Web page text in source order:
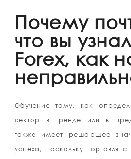
Почему
что вы
Forex, как
Обучение тому, как
сектор в тренде или в
также имеет решающее
успеха, поскольку торговля